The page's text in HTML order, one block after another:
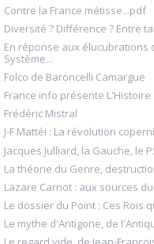
Contre la France métisse...pdf
Diversité ? Différence ? Entre
En réponse aux élucubrations
Système...
Folco de Baroncelli Camargue
France info présente L'Histoire
Frédéric Mistral
J-F Mattéi : La révolution
Jacques Julliard, la Gauche, le
La théorie du Genre,
Lazare Carnot : aux sources
Le dossier du Point : Ces Rois
Le mythe d'Antigone, de